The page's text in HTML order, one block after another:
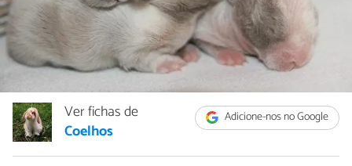
Adicione-nos no Google
Ver fichas de
Coelhos